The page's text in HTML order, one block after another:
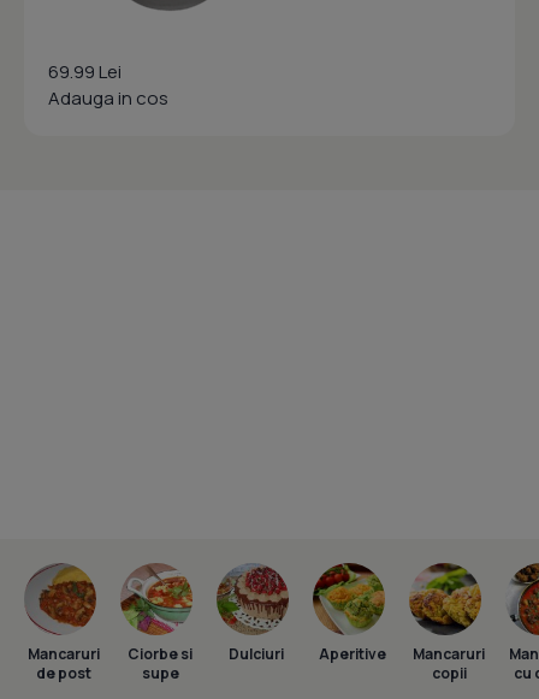
69.99 Lei
Adauga in cos
Mancaruri
de post
Ciorbe si
supe
Dulciuri Aperitive
Mancaruri
copii
cu